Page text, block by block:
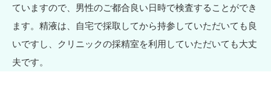
ていますので、男性のご都合良い日時で検査することができ
ます。精液は、自宅で採取してから持参していただいても良
いですし、クリニックの採精室を利用していただいても大丈
夫です。